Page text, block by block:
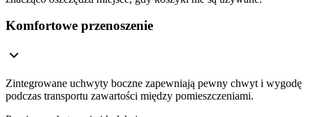
Komfortowe przenoszenie
Zintegrowane uchwyty boczne zapewniają pewny chwyt i wygodę
podczas transportu zawartości między pomieszczeniami.